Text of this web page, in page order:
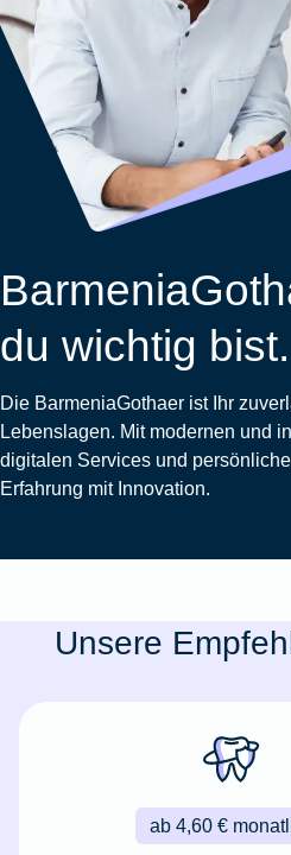
Wohnungsschutzbrief
Zur
Produktübersicht
Zur
Produktübersicht
Zur
Produktübersicht
Zur
Produktübersicht
Zur
Produktübersicht
Zur
Produktübersicht
Zur
Produktübersicht
Montageversicherung
Zur
Produktübersicht
Gruppenunfall für
Betriebe
Gruppenunfall für
Vereine
Produktübersicht
Kunstversicherung
Ausstellungsversicherung
Valorenversicherung
Zur
du wichtig bist.
Die BarmeniaGothaer ist Ihr
Lebenslagen. Mit modernen und
digitalen Services und
Erfahrung mit Innovation.
Unsere
ab 4,60 €